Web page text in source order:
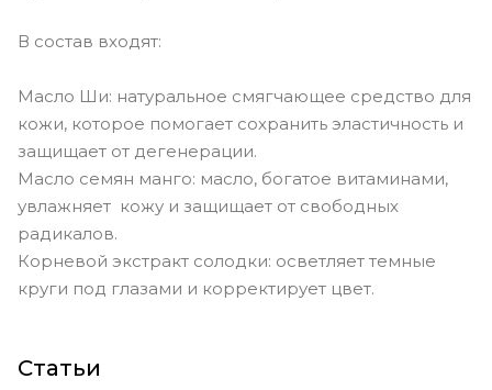
В состав входят:
Масло Ши: натуральное смягчающее средство для
кожи, которое помогает сохранить эластичность и
защищает от дегенерации.
Масло семян манго: масло, богатое витаминами,
увлажняет кожу и защищает от свободных
радикалов.
Корневой экстракт солодки: осветляет темные
круги под глазами и корректирует цвет.
Статьи